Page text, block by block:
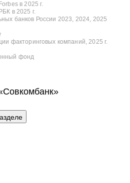
в 2025 г.
в 2025 г.
банков России 2023, 2024, 2025
факторинговых компаний, 2025 г.
фонд